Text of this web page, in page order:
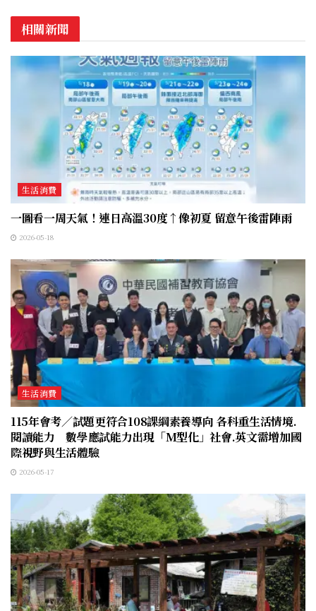
相關新聞
生活消費
一圖看一周天氣！連日高溫30度↑像初夏 留意午後雷陣雨
2026-05-18
生活消費
115年會考／試題更符合108課綱素養導向 各科重生活情境.
閱讀能力 數學應試能力出現「M型化」社會.英文需增加國
際視野與生活體驗
2026-05-17